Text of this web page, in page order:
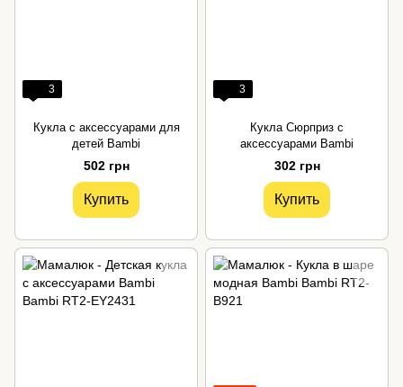
3
Кукла с аксессуарами для
детей Bambi
502 грн
Купить
3
Кукла Сюрприз с
аксессуарами Bambi
302 грн
Купить